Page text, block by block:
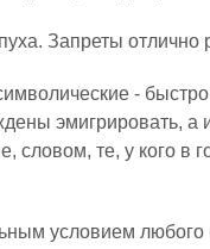
Запреты отлично
-
эмигрировать, а
те, у кого в
условием